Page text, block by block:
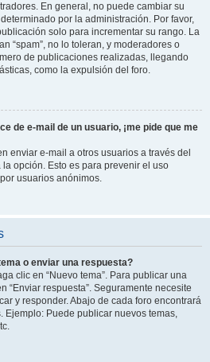
En general, no puede cambiar su
por la administración. Por favor,
solo para incrementar su rango. La
“spam”, no lo toleran, y moderadores o
de publicaciones realizadas, llegando
como la expulsión del foro.
de e-mail de un usuario, ¡me pide que me
enviar e-mail a otros usuarios a través del
opción. Esto es para prevenir el uso
usuarios anónimos.
o enviar una respuesta?
clic en “Nuevo tema”. Para publicar una
“Enviar respuesta”. Seguramente necesite
y responder. Abajo de cada foro encontrará
Ejemplo: Puede publicar nuevos temas,